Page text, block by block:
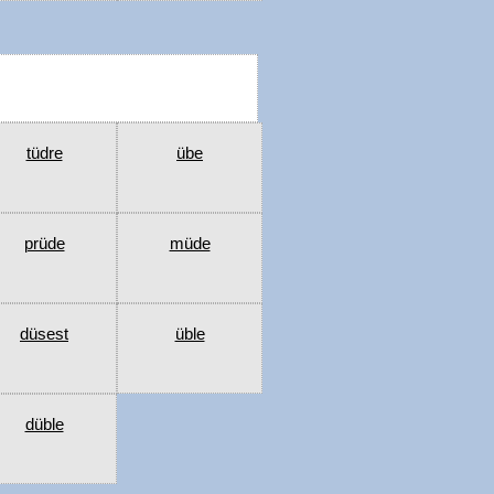
tüdre übe
prüde müde
düsest üble
düble